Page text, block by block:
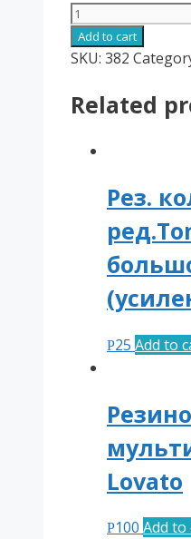
Рез.
кольцо
ф.
маленькое
Add to cart
SKU: 382
Related
Рез.
Р25 Add to
Lovato
Р100 Add to